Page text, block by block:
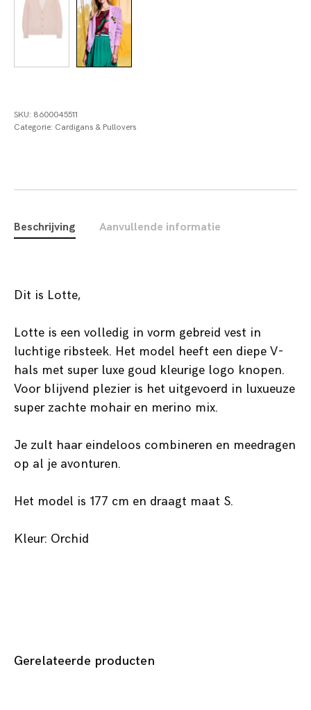
SKU: 8600045511
Categorie: Cardigans & Pullovers
Beschrijving Aanvullende informatie
Dit is Lotte,
Lotte is een volledig in vorm gebreid vest in
luchtige ribsteek. Het model heeft een diepe V-
hals met super luxe goud kleurige logo knopen.
Voor blijvend plezier is het uitgevoerd in luxueuze
super zachte mohair en merino mix.
Je zult haar eindeloos combineren en meedragen
op al je avonturen.
Het model is 177 cm en draagt maat S.
Kleur: Orchid
Gerelateerde producten